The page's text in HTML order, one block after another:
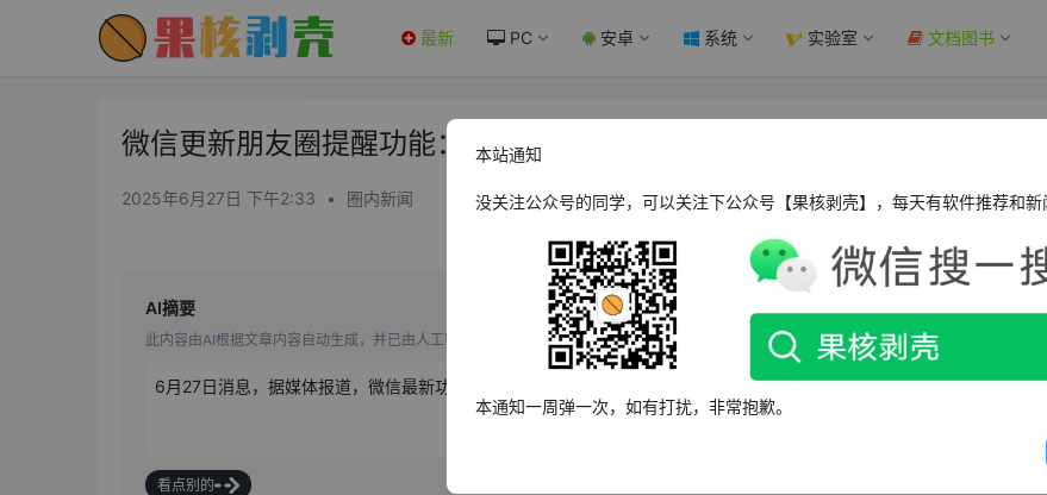
最新 PC 安卓 系统 实验室 文档图书
微信更新朋友圈提醒功能：新增仅提醒朋友与我的互动 - 果核剥壳
2025年6月27日 下午2:33 • 圈内新闻
AI摘要
此内容由AI根据文章内容自动生成，并已由人工审核
6月27日消息，据媒体报道，微信最新功能更新聚焦朋友圈互动优化，推出"仅提醒朋友与我的互动"选项。
看点别的
本站通知
没关注公众号的同学，可以关注下公众号【果核剥壳】，每天有软件推荐和新
本通知一周弹一次，如有打扰，非常抱歉。